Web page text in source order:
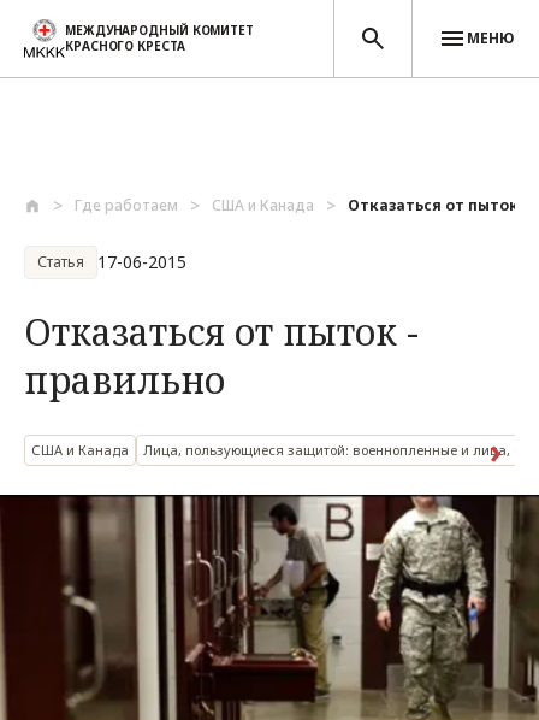
МЕЖДУНАРОДНЫЙ КОМИТЕТ
КРАСНОГО КРЕСТА
МЕНЮ
Где работаем США и Канада Отказаться от пыток -
Статья 17-06-2015
Отказаться от пыток -
правильно
США и Канада Лица, пользующиеся защитой: военнопленные и лица,